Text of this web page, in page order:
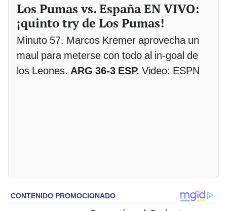
Los Pumas vs. España EN VIVO:
¡quinto try de Los Pumas!
Minuto 57. Marcos Kremer aprovecha un
maul para meterse con todo al in-goal de
los Leones. ARG 36-3 ESP. Video: ESPN